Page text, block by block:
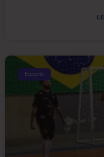
Esporte